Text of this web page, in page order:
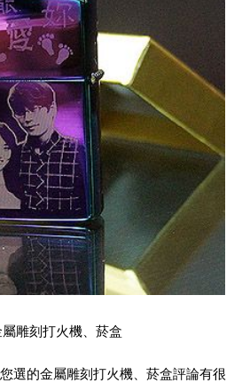
雕刻打火機、菸盒
選的金屬雕刻打火機、菸盒評論有很